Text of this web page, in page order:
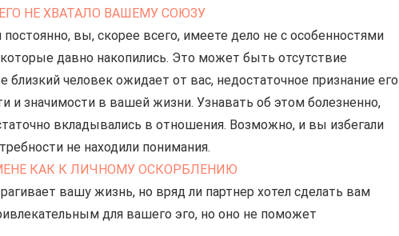
НЕ ХВАТАЛО ВАШЕМУ СОЮЗУ
вы, скорее всего, имеете дело не с особенностями
давно накопились. Это может быть отсутствие
человек ожидает от вас, недостаточное признание его
и значимости в вашей жизни. Узнавать об этом болезненно,
вкладывались в отношения. Возможно, и вы избегали
не находили понимания.
КАК К ЛИЧНОМУ ОСКОРБЛЕНИЮ
вашу жизнь, но вряд ли партнер хотел сделать вам
для вашего эго, но оно не поможет